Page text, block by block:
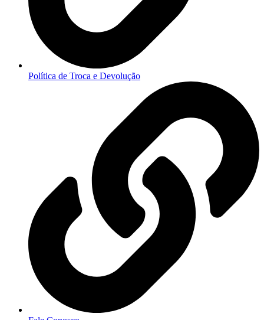
Política de Troca e Devolução